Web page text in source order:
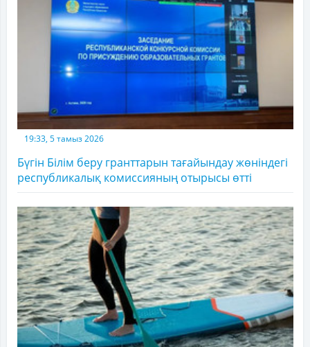
19:33, 5 тамыз 2026
Бүгін Білім беру гранттарын тағайындау жөніндегі
республикалық комиссияның отырысы өтті